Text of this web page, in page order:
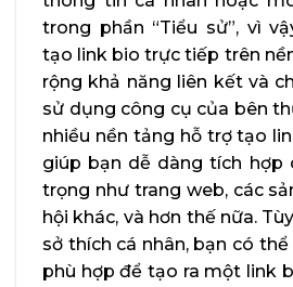
trong phần “Tiểu sử”, vì
tạo link bio trực tiếp trên
rộng khả năng liên kết và
sử dụng công cụ của bên
nhiều nền tảng hỗ trợ tạo
giúp bạn dễ dàng tích hợp
trọng như trang web, các
hội khác, và hơn thế nữa.
sở thích cá nhân, bạn có
phù hợp để tạo ra một link